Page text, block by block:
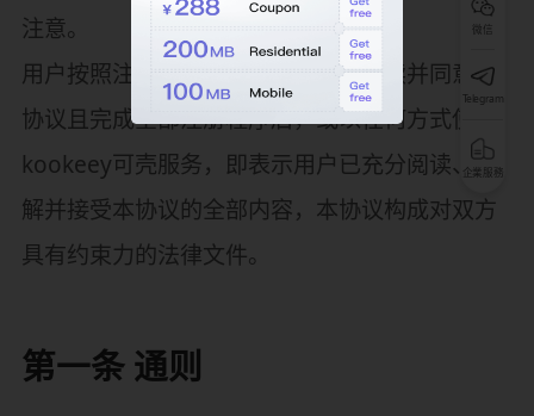
注意。
用户按照注册页面提示填写信息、阅读并同意本
协议且完成全部注册程序后，或以任何方式使用
kookeey可壳服务，即表示用户已充分阅读、理
解并接受本协议的全部内容，本协议构成对双方
具有约束力的法律文件。
第一条 通则
微信
Telegram
企業服務